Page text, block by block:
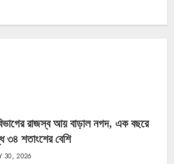
রাজস্ব আয় বাড়াল নগদ, এক বছরে
৩৪ শতাংশের বেশি
30, 2026